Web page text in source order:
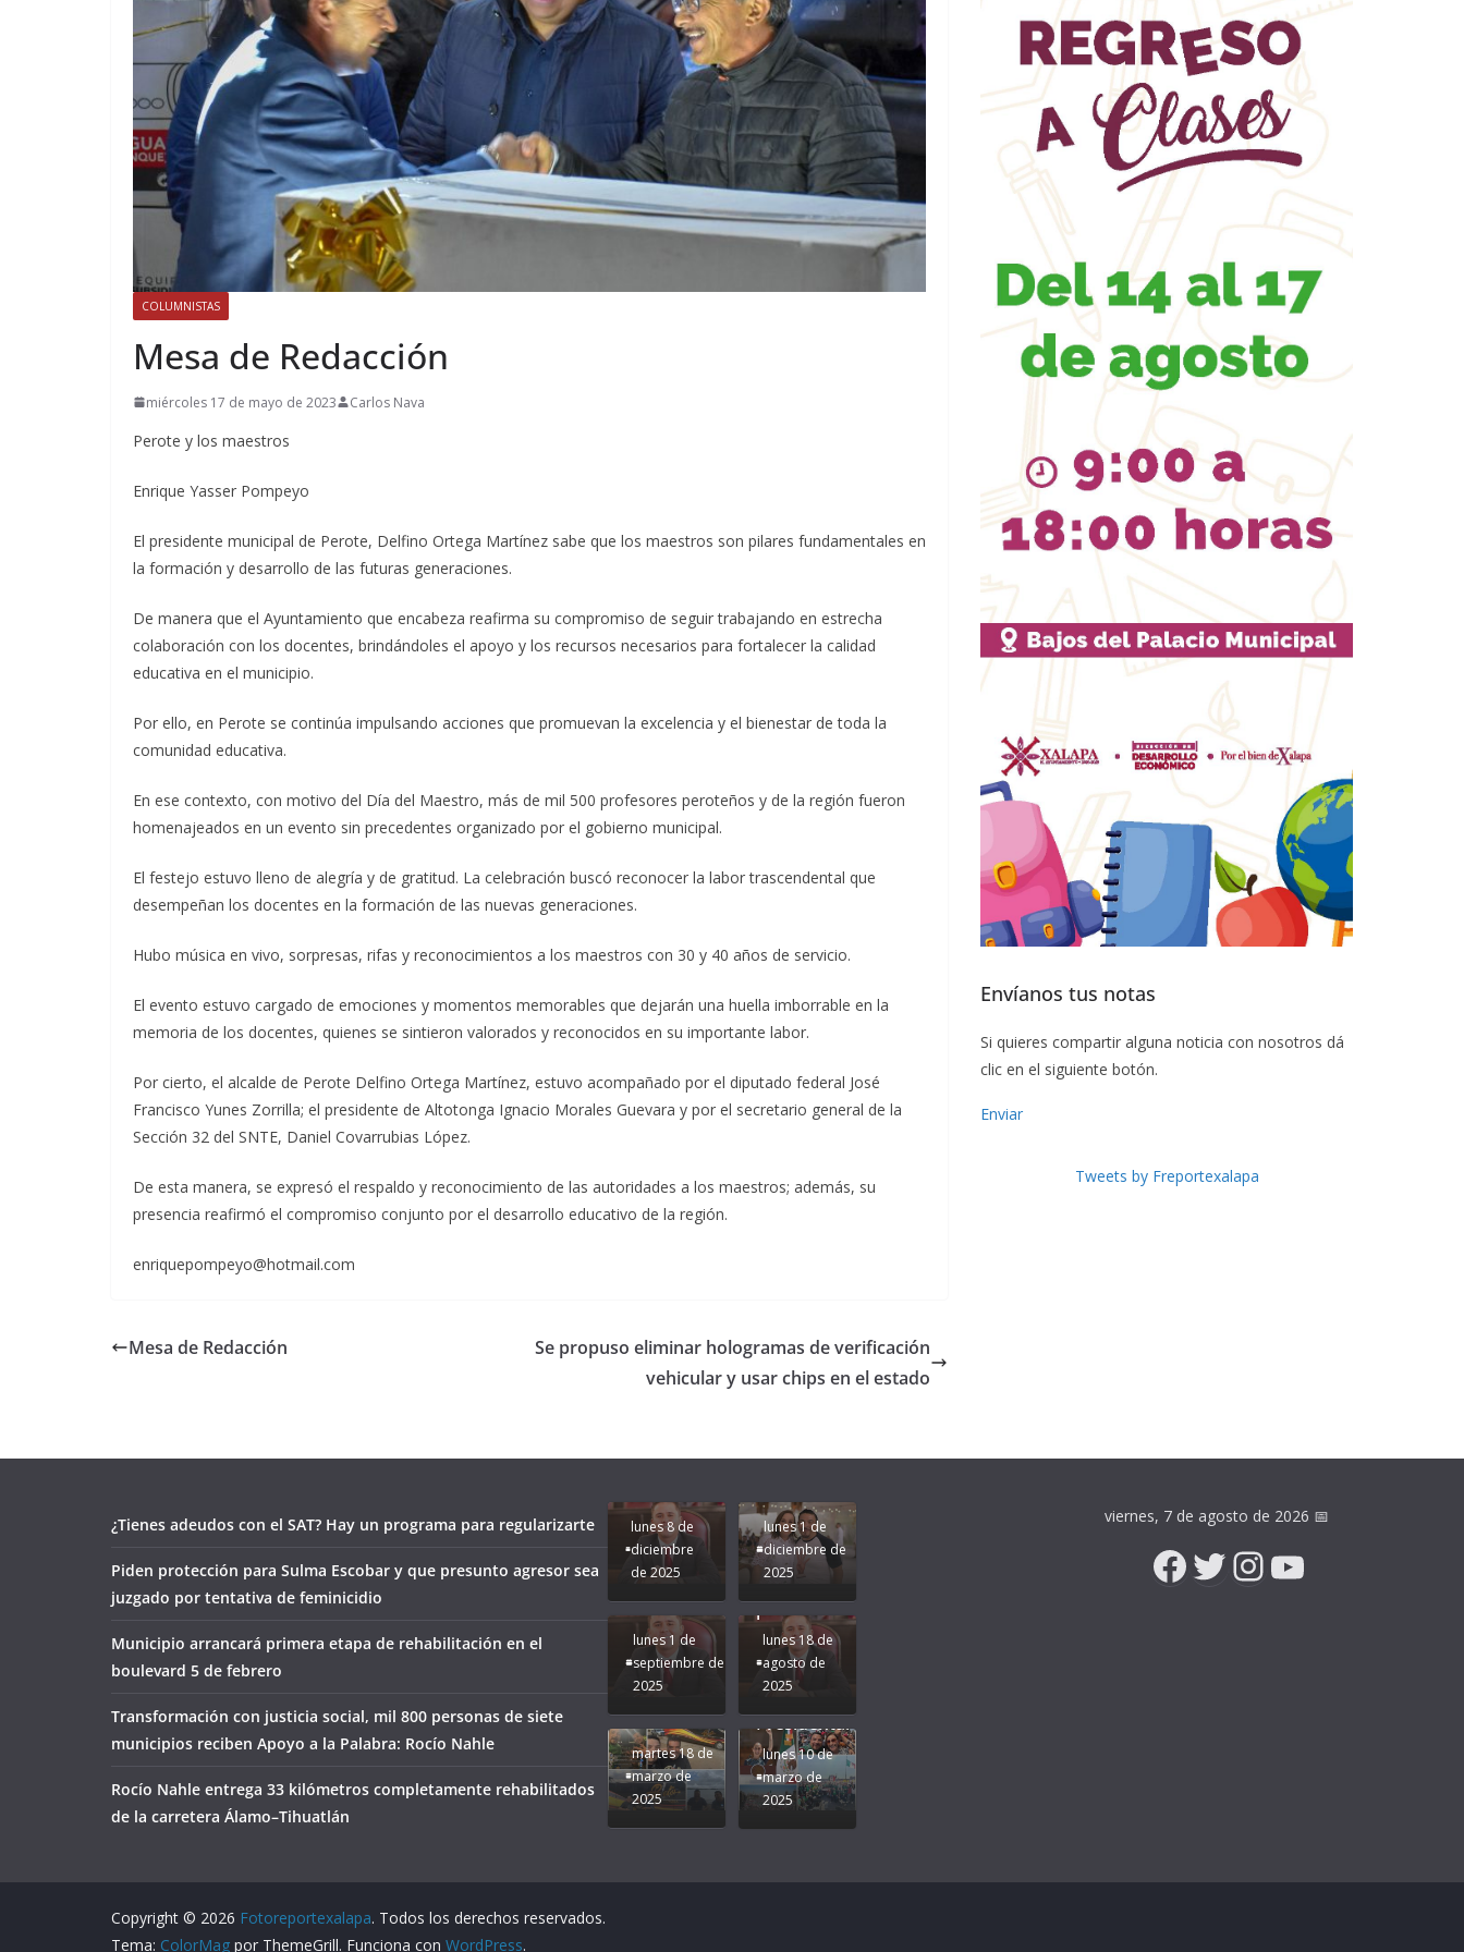
COLUMNISTAS
Mesa de Redacción
miércoles 17 de mayo de 2023 Carlos Nava
Perote y los maestros
Enrique Yasser Pompeyo
El presidente municipal de Perote, Delfino Ortega Martínez sabe que los maestros son pilares fundamentales en
la formación y desarrollo de las futuras generaciones.
De manera que el Ayuntamiento que encabeza reafirma su compromiso de seguir trabajando en estrecha
colaboración con los docentes, brindándoles el apoyo y los recursos necesarios para fortalecer la calidad
educativa en el municipio.
Por ello, en Perote se continúa impulsando acciones que promuevan la excelencia y el bienestar de toda la
comunidad educativa.
En ese contexto, con motivo del Día del Maestro, más de mil 500 profesores peroteños y de la región fueron
homenajeados en un evento sin precedentes organizado por el gobierno municipal.
El festejo estuvo lleno de alegría y de gratitud. La celebración buscó reconocer la labor trascendental que
desempeñan los docentes en la formación de las nuevas generaciones.
Hubo música en vivo, sorpresas, rifas y reconocimientos a los maestros con 30 y 40 años de servicio.
El evento estuvo cargado de emociones y momentos memorables que dejarán una huella imborrable en la
memoria de los docentes, quienes se sintieron valorados y reconocidos en su importante labor.
Por cierto, el alcalde de Perote Delfino Ortega Martínez, estuvo acompañado por el diputado federal José
Francisco Yunes Zorrilla; el presidente de Altotonga Ignacio Morales Guevara y por el secretario general de la
Sección 32 del SNTE, Daniel Covarrubias López.
De esta manera, se expresó el respaldo y reconocimiento de las autoridades a los maestros; además, su
presencia reafirmó el compromiso conjunto por el desarrollo educativo de la región.
enriquepompeyo@hotmail.com
Mesa de Redacción
Se propuso eliminar hologramas de verificación
vehicular y usar chips en el estado
Envíanos tus notas
Si quieres compartir alguna noticia con nosotros dá
clic en el siguiente botón.
Enviar
Tweets by Freportexalapa
¿Tienes adeudos con el SAT? Hay un programa para regularizarte
Piden protección para Sulma Escobar y que presunto agresor sea
juzgado por tentativa de feminicidio
Municipio arrancará primera etapa de rehabilitación en el
boulevard 5 de febrero
Transformación con justicia social, mil 800 personas de siete
municipios reciben Apoyo a la Palabra: Rocío Nahle
Rocío Nahle entrega 33 kilómetros completamente rehabilitados
de la carretera Álamo–Tihuatlán
Unamos
lunes 8 de
diciembre
de 2025
lunes 1 de
diciembre de
2025
Apoyo y
Seguimos la
Ruta que
Marca
Nuestra
Rocío Nahle.
lunes 1 de
septiembre de
2025
Pongamos
de moda;
San
Andrés
Tuxtla
presente.
lunes 18 de
agosto de
2025
Difamación
martes 18 de
marzo de
2025
Presidenta!
lunes 10 de
marzo de
2025
viernes, 7 de agosto de 2026 📅
Facebook
Twitter
Instagram
YouTube
Copyright © 2026 Fotoreportexalapa. Todos los derechos reservados.
Tema: ColorMag por ThemeGrill. Funciona con WordPress.